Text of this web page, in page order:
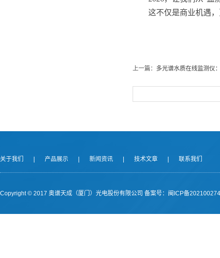
这不仅是商业机遇
上一篇： 多光谱水质在线监测仪
关于我们 | 产品展示 | 新闻资讯 | 技术文章 | 联系我们
Copyright © 2017 奥谱天成（厦门）光电股份有限公司 备案号：闽ICP备